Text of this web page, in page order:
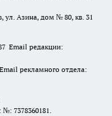
ул. Азина, дом № 80, кв. 31
Email редакции:
рекламного отдела:
7378360181.